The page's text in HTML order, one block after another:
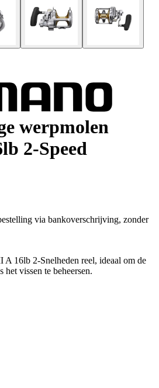
werpmolen
2-Speed
via bankoverschrijving, zonder
A 16lb 2-Snelheden reel, ideaal om de
het vissen te beheersen.